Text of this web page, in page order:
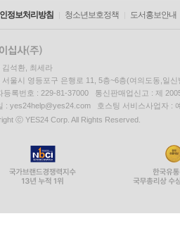
정보처리방침 청소년보호정책 도서홍보안내
김석환, 최세라
서울시 영등포구 은행로 11, 5층~6층(여의도동,일신
등록번호 : 229-81-37000 통신판매업신고 : 제
: yes24help@yes24.com 호스팅 서비스사업자 :
ⓒ YES24 Corp. All Rights Reserved.